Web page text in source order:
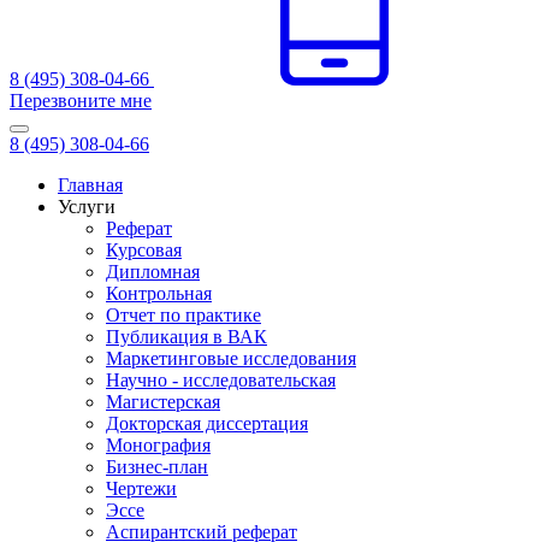
8 (495) 308-04-66
Перезвоните мне
8 (495) 308-04-66
Главная
Услуги
Реферат
Курсовая
Дипломная
Контрольная
Отчет по практике
Публикация в ВАК
Маркетинговые исследования
Научно - исследовательская
Магистерская
Докторская диссертация
Монография
Бизнес-план
Чертежи
Эссе
Аспирантский реферат